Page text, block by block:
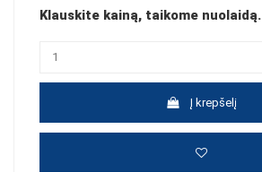
Klauskite kainą, taikome nuolaidą.
Į krepšelį